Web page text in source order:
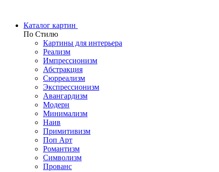
Каталог картин
По Стилю
Картины для интерьера
Реализм
Импрессионизм
Абстракция
Сюрреализм
Экспрессионизм
Авангардизм
Модерн
Минимализм
Наив
Примитивизм
Поп Арт
Романтизм
Символизм
Прованс